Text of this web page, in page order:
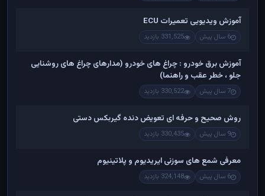
آموزش ویدیویی تعمیرات ECU
6 سال پیش 331,525 بازدید
آموزش برق خودرو : چراغ های خودرو (مدارهای چراغ های روشنایی
جلو ، خطر عقب و راهنما)
7 سال پیش 330,522 بازدید
روش صحیح و حرفه ای تعویض دنده گیربکس دستی
9 سال پیش 330,435 بازدید
معرفی شمع های سوزنی ایریدیوم و پلاتینیوم
6 سال پیش 324,148 بازدید